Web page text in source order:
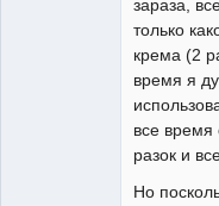
зараза,
только
крема (2
время я
все время
разок и
Но